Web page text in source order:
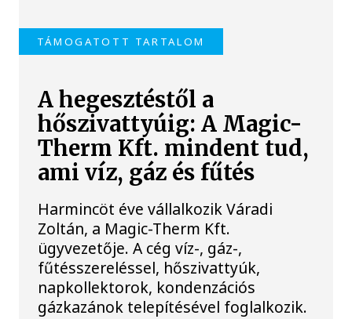
TÁMOGATOTT TARTALOM
A hegesztéstől a
hőszivattyúig: A Magic-
Therm Kft. mindent tud,
ami víz, gáz és fűtés
Harmincöt éve vállalkozik Váradi
Zoltán, a Magic-Therm Kft.
ügyvezetője. A cég víz-, gáz-,
fűtésszereléssel, hőszivattyúk,
napkollektorok, kondenzációs
gázkazánok telepítésével foglalkozik.